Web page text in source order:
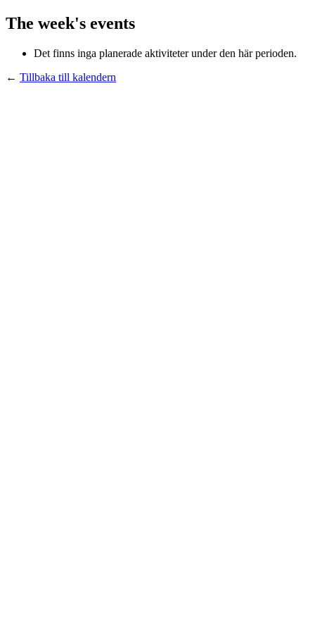
The week's events
Det finns inga planerade aktiviteter under den här perioden.
← Tillbaka till kalendern